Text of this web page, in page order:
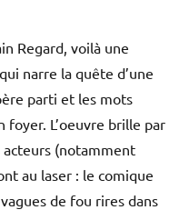
Regard, voilà une
narre la quête d’une
parti et les mots
foyer. L’oeuvre brille par
(notamment
au laser : le comique
de fou rires dans